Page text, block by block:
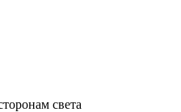
света